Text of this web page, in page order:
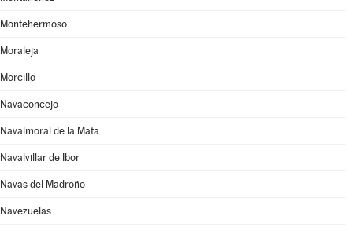
Montehermoso
Moraleja
Morcillo
Navaconcejo
Navalmoral de la Mata
Navalvillar de Ibor
Navas del Madroño
Navezuelas